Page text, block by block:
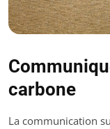
carbone
La communication